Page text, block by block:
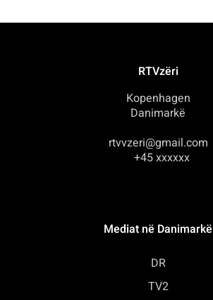
RTVzëri
Kopenhagen
Danimarkë
rtvvzeri@gmail.com
+45 xxxxxx
Mediat në Danimarkë
DR
TV2